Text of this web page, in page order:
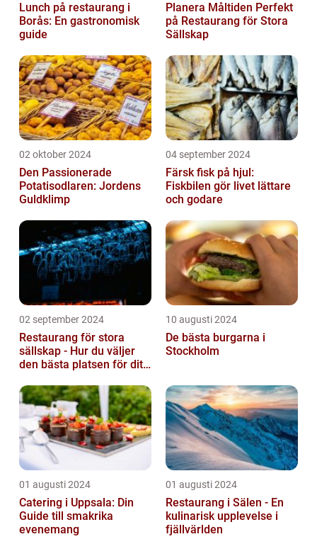
Lunch på restaurang i
Borås: En gastronomisk
guide
Planera Måltiden Perfekt
på Restaurang för Stora
Sällskap
02 oktober 2024
Den Passionerade
Potatisodlaren: Jordens
Guldklimp
04 september 2024
Färsk fisk på hjul:
Fiskbilen gör livet lättare
och godare
02 september 2024
Restaurang för stora
sällskap - Hur du väljer
den bästa platsen för ditt
10 augusti 2024
De bästa burgarna i
Stockholm
01 augusti 2024
Catering i Uppsala: Din
Guide till smakrika
evenemang
01 augusti 2024
Restaurang i Sälen - En
kulinarisk upplevelse i
fjällvärlden